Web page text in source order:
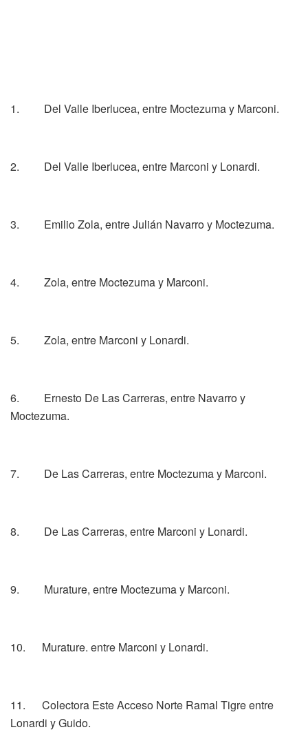
1. Del Valle Iberlucea, entre Moctezuma y Marconi.
2. Del Valle Iberlucea, entre Marconi y Lonardi.
3. Emilio Zola, entre Julián Navarro y Moctezuma.
4. Zola, entre Moctezuma y Marconi.
5. Zola, entre Marconi y Lonardi.
6. Ernesto De Las Carreras, entre Navarro y
Moctezuma.
7. De Las Carreras, entre Moctezuma y Marconi.
8. De Las Carreras, entre Marconi y Lonardi.
9. Murature, entre Moctezuma y Marconi.
10. Murature. entre Marconi y Lonardi.
11. Colectora Este Acceso Norte Ramal Tigre entre
Lonardi y Guido.